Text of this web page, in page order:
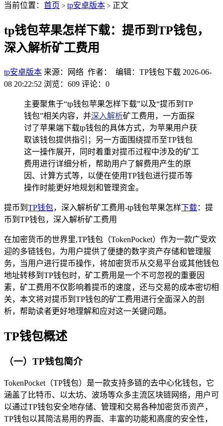
当前位置： 首页 > tp安卓版本 > 正文
tp钱包苹果怎样下载：提币到TP钱包，
深入解析矿工费用
tp安卓版本 来源：网络 作者： 编辑：TP钱包下载 2026-06-
08 20:22:52 浏览：609 评论：0
主要聚焦于“tp钱包苹果怎样下载”以及“提币到TP
钱包”相关内容，并深入解析矿工费用，一方面探
讨了苹果端下载tp钱包的具体方式，为苹果用户获
取该钱包提供指引；另一方面围绕提币至TP钱包
这一操作展开，同时着重对提币过程中涉及的矿工
费用进行详细分析，帮助用户了解费用产生的原
因、计算方式等，以便在使用TP钱包进行提币等
操作时能更好地规划和管理资金。
提币到 TP钱包，深入解析矿工费用-tp钱包苹果怎样下载：提
币到TP钱包，深入解析矿工费用
在加密货币的世界里,TP钱包（TokenPocket）作为一款广受欢
迎的多链钱包，为用户提供了便捷的数字资产存储和管理服
务，当用户进行提币操作，将加密货币从交易平台或其他钱包
地址转移到TP钱包时，矿工费用是一个不可忽视的重要因
素，矿工费用不仅影响着提币的速度，还与交易的成本密切相
关，本文将对提币到TP钱包的矿工费用进行全面深入的剖
析，帮助读者更好地理解和应对这一关键问题。
TP钱包概述
（一）TP钱包简介
TokenPocket（TP钱包）是一款支持多链的去中心化钱包，它
涵盖了比特币、以太坊、波场等众多主流区块链网络，用户可
以通过TP钱包安全地存储、管理和交易各种加密货币资产，
TP钱包以其简洁易用的界面、丰富的功能和高度的安全性，